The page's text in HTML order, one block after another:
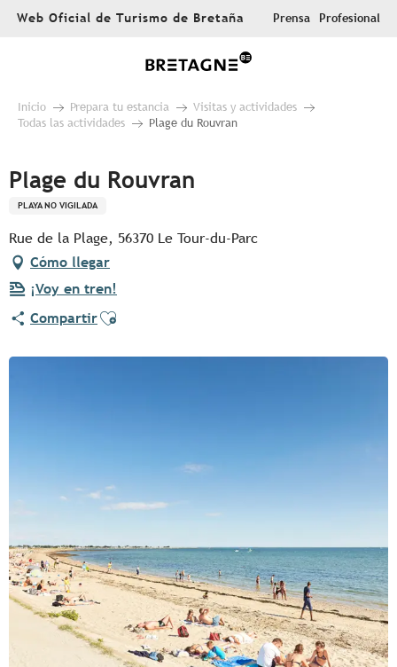
AllerWeb Oficial de Turismo de Bretaña Prensa Profesional
Inicio Prepara tu estancia
Visitas y actividades
Todas las actividades
Plage du Rouvran
Plage du Rouvran
PLAYA NO VIGILADA
Rue de la Plage, 56370 Le Tour-du-Parc
Cómo llegar
¡Voy en tren!
CompartirAjouter aux favoris